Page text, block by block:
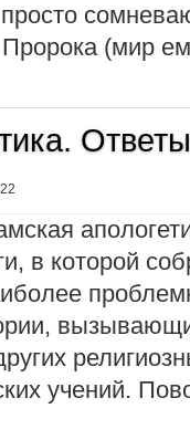
(мир
в которой
учений.